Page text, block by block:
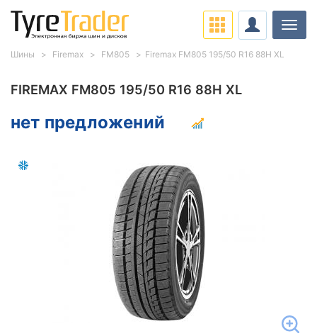
FIREMAX FM805 195/50 R16 88H XL
нет предложений
Шины Firemax FM805 Firemax FM805 195/50 R16 88H XL